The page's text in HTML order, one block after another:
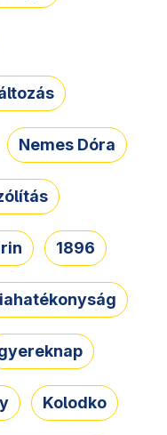
Nemes Dóra
1896
Kolodko